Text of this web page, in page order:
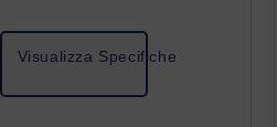
Visualizza Specifiche